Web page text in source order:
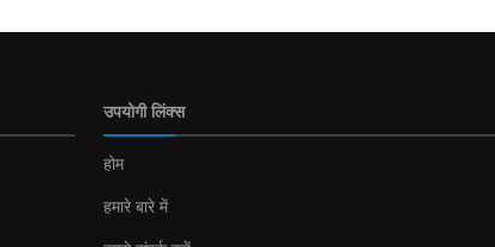
उपयोगी लिंक्स
होम
हमारे बारे में